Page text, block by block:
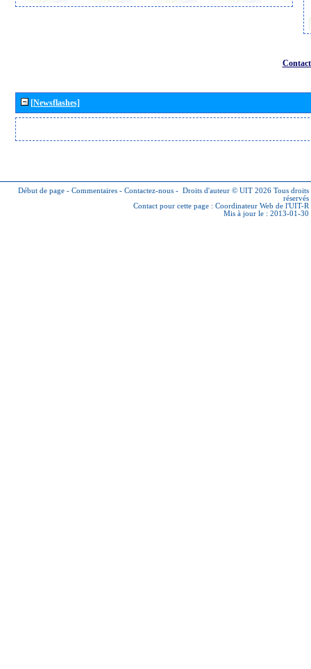
[Newsflashes]
Début de page - Commentaires - Contactez-nous - Droits d'auteur © UIT 2026 Tous droits
réservés
Contact pour cette page : Coordinateur Web de l'UIT-R
Mis à jour le : 2013-01-30